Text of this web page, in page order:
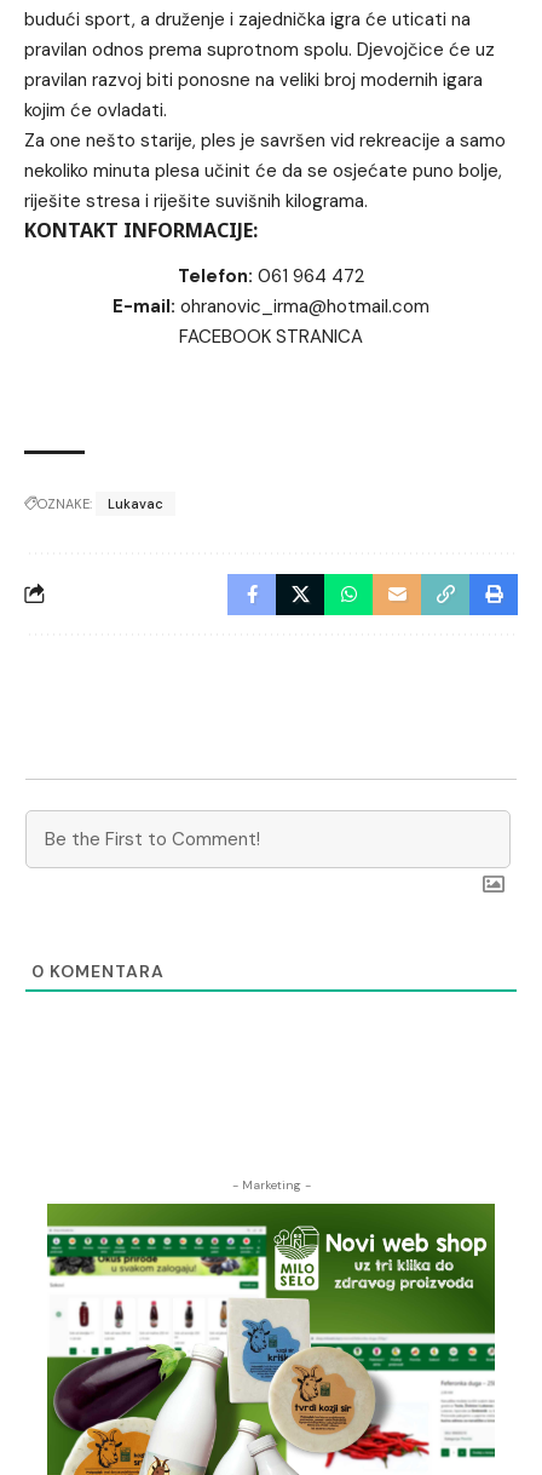
budući sport, a druženje i zajednička igra će uticati na
pravilan odnos prema suprotnom spolu. Djevojčice će uz
pravilan razvoj biti ponosne na veliki broj modernih igara
kojim će ovladati.
Za one nešto starije, ples je savršen vid rekreacije a samo
nekoliko minuta plesa učinit će da se osjećate puno bolje,
riješite stresa i riješite suvišnih kilograma.
KONTAKT INFORMACIJE:
Telefon: 061 964 472
E-mail: ohranovic_irma@hotmail.com
FACEBOOK STRANICA
OZNAKE: Lukavac
0 KOMENTARA
- Marketing -